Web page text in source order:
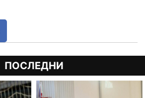
ПОСЛЕДНИ